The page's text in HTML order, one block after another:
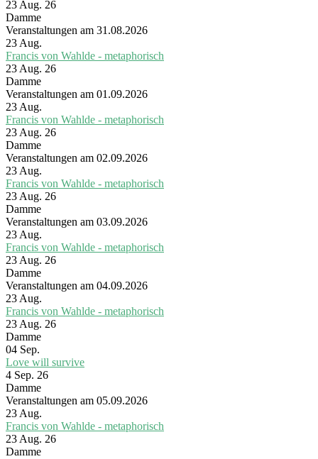
23 Aug. 26
Damme
Veranstaltungen am 31.08.2026
23 Aug.
Francis von Wahlde - metaphorisch
23 Aug. 26
Damme
Veranstaltungen am 01.09.2026
23 Aug.
Francis von Wahlde - metaphorisch
23 Aug. 26
Damme
Veranstaltungen am 02.09.2026
23 Aug.
Francis von Wahlde - metaphorisch
23 Aug. 26
Damme
Veranstaltungen am 03.09.2026
23 Aug.
Francis von Wahlde - metaphorisch
23 Aug. 26
Damme
Veranstaltungen am 04.09.2026
23 Aug.
Francis von Wahlde - metaphorisch
23 Aug. 26
Damme
04 Sep.
Love will survive
4 Sep. 26
Damme
Veranstaltungen am 05.09.2026
23 Aug.
Francis von Wahlde - metaphorisch
23 Aug. 26
Damme